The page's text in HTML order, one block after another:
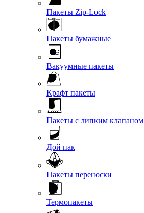
Пакеты Zip-Lock
Пакеты бумажные
Вакуумные пакеты
Крафт пакеты
Пакеты с липким клапаном
Дой пак
Пакеты переноски
Термопакеты